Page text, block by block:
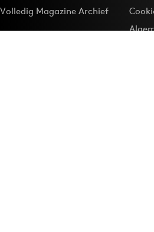
Volledig Magazine Archief